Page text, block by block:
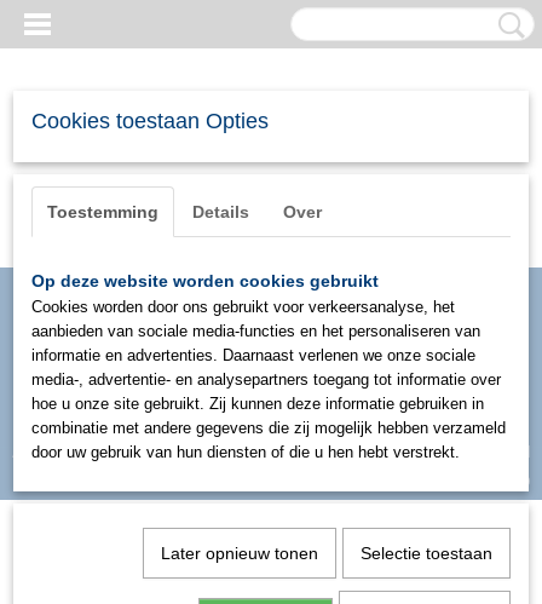
Inloggen Registreren
UW WINKELWAGEN
(0)
Cookies toestaan Opties
Toestemming Details Over
Op deze website worden cookies gebruikt
Cookies worden door ons gebruikt voor verkeersanalyse, het
aanbieden van sociale media-functies en het personaliseren van
informatie en advertenties. Daarnaast verlenen we onze sociale
media-, advertentie- en analysepartners toegang tot informatie over
hoe u onze site gebruikt. Zij kunnen deze informatie gebruiken in
combinatie met andere gegevens die zij mogelijk hebben verzameld
door uw gebruik van hun diensten of die u hen hebt verstrekt.
Later opnieuw tonen Selectie toestaan